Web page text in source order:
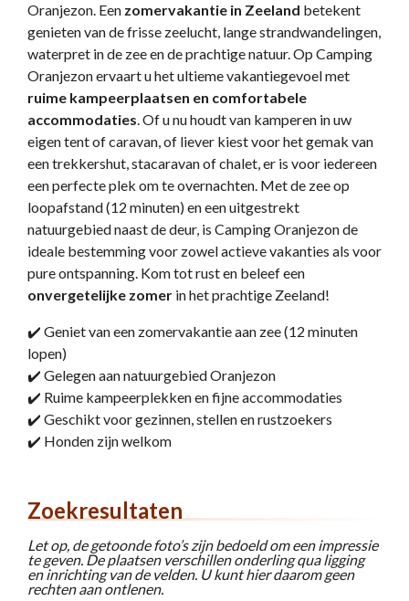
Oranjezon. Een zomervakantie in Zeeland betekent
genieten van de frisse zeelucht, lange strandwandelingen,
waterpret in de zee en de prachtige natuur. Op Camping
Oranjezon ervaart u het ultieme vakantiegevoel met
ruime kampeerplaatsen en comfortabele
accommodaties . Of u nu houdt van kamperen in uw
eigen tent of caravan, of liever kiest voor het gemak van
een trekkershut, stacaravan of chalet, er is voor iedereen
een perfecte plek om te overnachten. Met de zee op
loopafstand (12 minuten) en een uitgestrekt
natuurgebied naast de deur, is Camping Oranjezon de
ideale bestemming voor zowel actieve vakanties als voor
pure ontspanning. Kom tot rust en beleef een
onvergetelijke zomer in het prachtige Zeeland!
✔️ Geniet van een zomervakantie aan zee (12 minuten
lopen)
✔️ Gelegen aan natuurgebied Oranjezon
✔️ Ruime kampeerplekken en fijne accommodaties
✔️ Geschikt voor gezinnen, stellen en rustzoekers
✔️ Honden zijn welkom
Zoekresultaten
Let op, de getoonde foto’s zijn bedoeld om een impressie
te geven. De plaatsen verschillen onderling qua ligging
en inrichting van de velden. U kunt hier daarom geen
rechten aan ontlenen.